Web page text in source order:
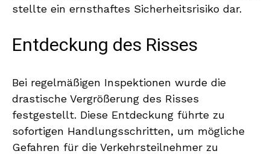
stellte ein ernsthaftes Sicherheitsrisiko dar.
Entdeckung des Risses
Bei regelmäßigen Inspektionen wurde die
drastische Vergrößerung des Risses
festgestellt. Diese Entdeckung führte zu
sofortigen Handlungsschritten, um mögliche
Gefahren für die Verkehrsteilnehmer zu